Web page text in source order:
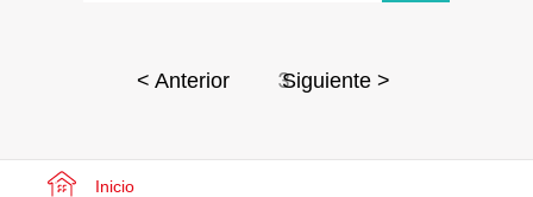
< Anterior 3Siguiente >
Inicio